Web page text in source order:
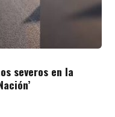
severos en la